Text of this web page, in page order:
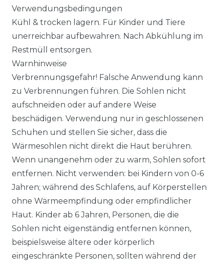
Verwendungsbedingungen
Kühl & trocken lagern. Für Kinder und Tiere
unerreichbar aufbewahren. Nach Abkühlung im
Restmüll entsorgen.
Warnhinweise
Verbrennungsgefahr! Falsche Anwendung kann
zu Verbrennungen führen. Die Sohlen nicht
aufschneiden oder auf andere Weise
beschädigen. Verwendung nur in geschlossenen
Schuhen und stellen Sie sicher, dass die
Wärmesohlen nicht direkt die Haut berühren.
Wenn unangenehm oder zu warm, Sohlen sofort
entfernen. Nicht verwenden: bei Kindern von 0-6
Jahren; während des Schlafens, auf Körperstellen
ohne Wärmeempfindung oder empfindlicher
Haut. Kinder ab 6 Jahren, Personen, die die
Sohlen nicht eigenständig entfernen können,
beispielsweise ältere oder körperlich
eingeschränkte Personen, sollten während der